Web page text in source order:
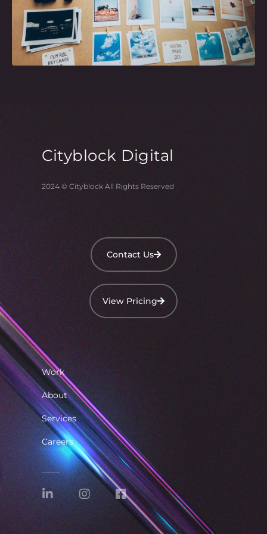
Cityblock Digital
2024 © Cityblock All Rights Reserved
Contact Us
View Pricing
Work
About
Services
Careers